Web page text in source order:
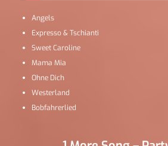
Angels
Expresso & Tschianti
Sweet Caroline
Mama Mia
Ohne Dich
Westerland
Bobfahrerlied